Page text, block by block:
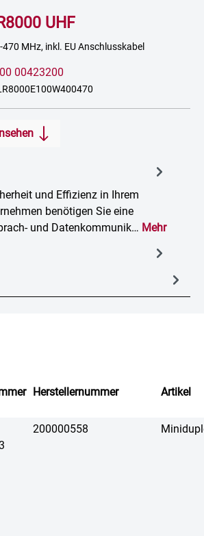
UHF
MHz, inkl. EU Anschlusskabel
00423200
und Effizienz in Ihrem
benötigen Sie eine
und Datenkommunik… Mehr
Herstellernummer Artikel
200000558